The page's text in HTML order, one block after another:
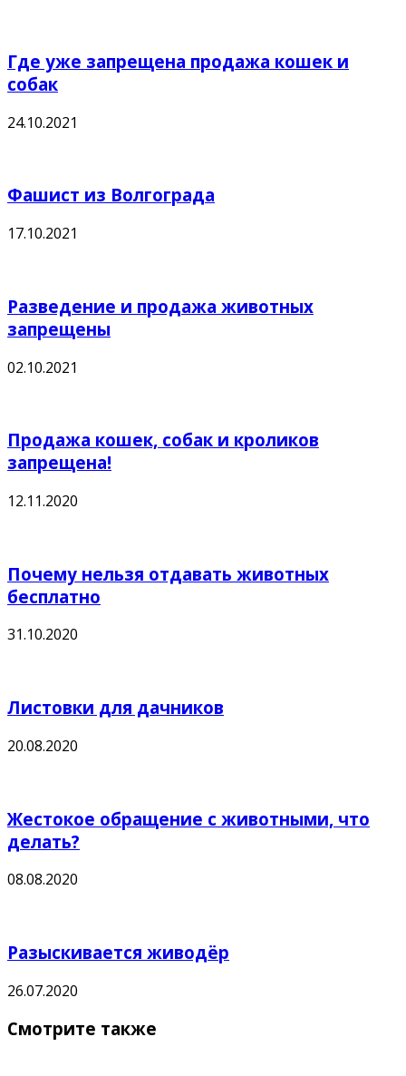
Где уже запрещена продажа кошек и
собак
24.10.2021
Фашист из Волгограда
17.10.2021
Разведение и продажа животных
запрещены
02.10.2021
Продажа кошек, собак и кроликов
запрещена!
12.11.2020
Почему нельзя отдавать животных
бесплатно
31.10.2020
Листовки для дачников
20.08.2020
Жестокое обращение с животными, что
делать?
08.08.2020
Разыскивается живодёр
26.07.2020
Смотрите также